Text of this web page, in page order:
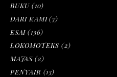
BUKU (10)
DARI KAMI(7)
ESAI (136)
LOKOMOTEKS (2)
MAJAS (2)
PENYAIR (13)